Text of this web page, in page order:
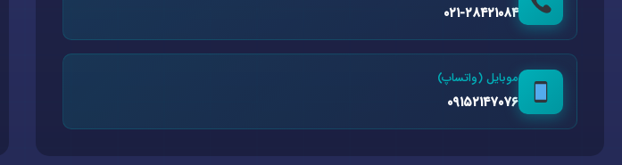
۰۲۱-۲۸۴۲۱۰۸۴
موبایل (واتساپ)
۰۹۱۵۲۱۴۷۰۷۶